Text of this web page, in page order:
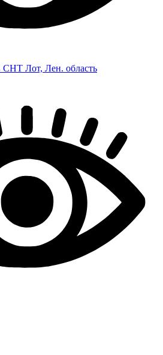
СНТ Лот, Лен. область